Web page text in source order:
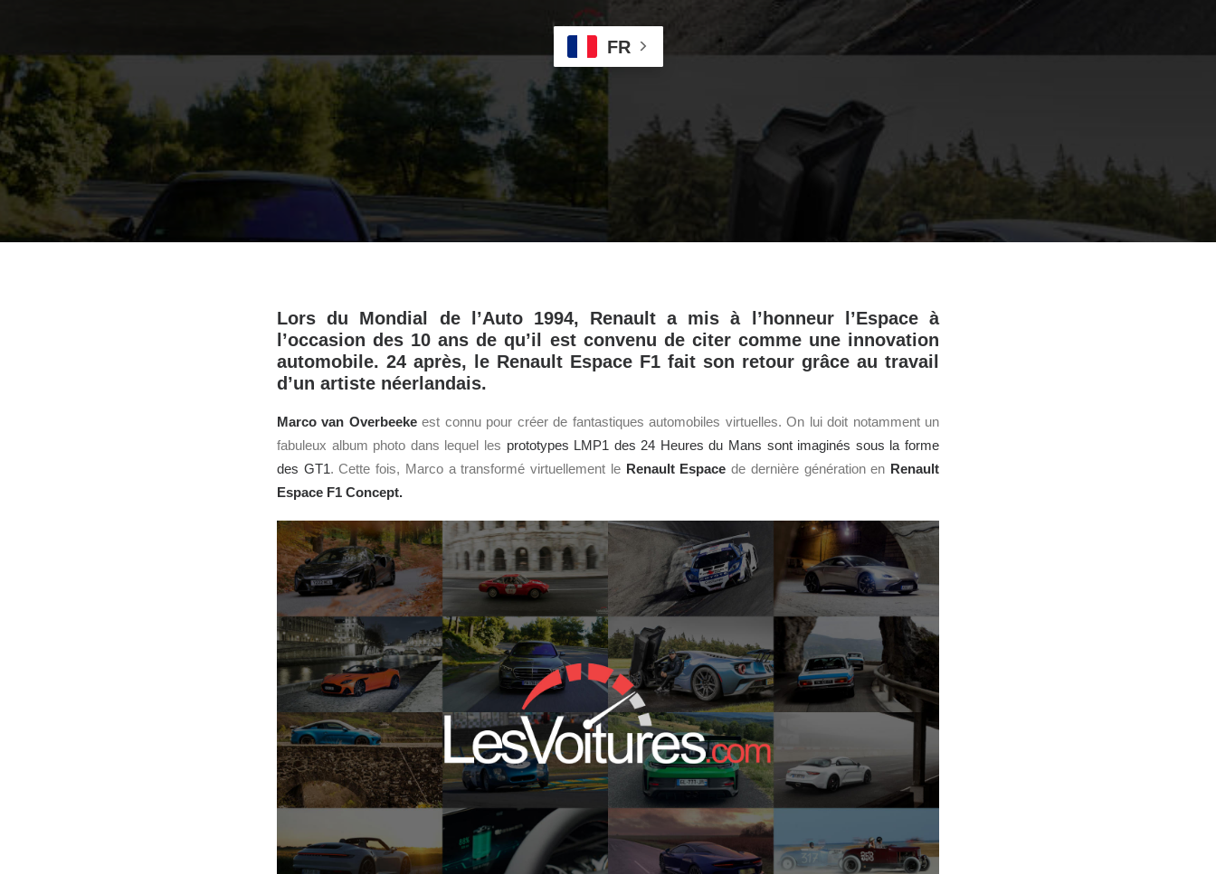
FR
Lors du Mondial de l’Auto 1994, Renault a mis à l’honneur l’Espace à
l’occasion des 10 ans de qu’il est convenu de citer comme une innovation
automobile. 24 après, le Renault Espace F1 fait son retour grâce au travail
d’un artiste néerlandais.
Marco van Overbeekeest connu pour créer de fantastiques automobiles virtuelles. On lui doit notamment un
fabuleux album photo dans lequel les prototypes LMP1 des 24 Heures du Mans sont imaginés sous la forme
des GT1. Cette fois, Marco a transformé virtuellement le RenaultEspace de dernière génération en Renault
Espace F1 Concept.